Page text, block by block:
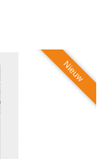
Nieuw